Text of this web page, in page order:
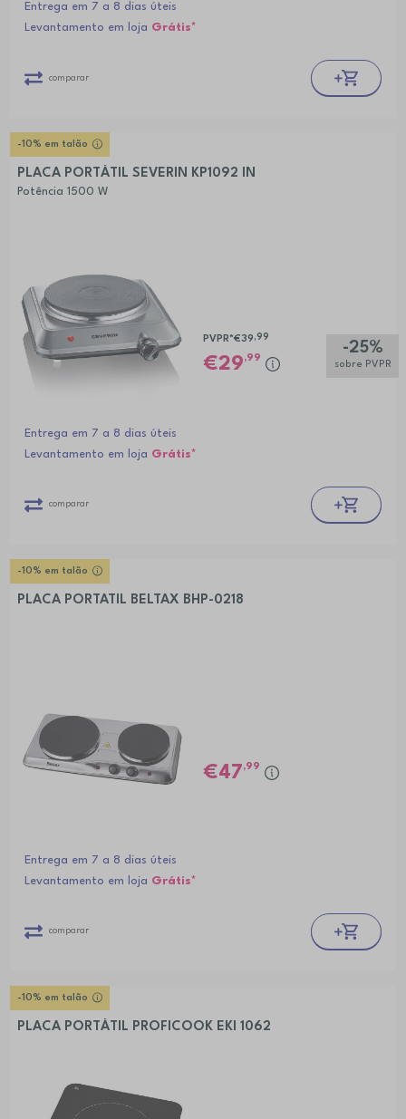
Entrega em 7 a 8 dias úteis
Levantamento em loja Grátis*
comparar
-10% em talão
PLACA PORTÁTIL SEVERIN KP1092 IN
Potência 1500 W
-25%
sobre PVPR
PVPR*€39 ,99
29,99
Entrega em 7 a 8 dias úteis
Levantamento em loja Grátis*
comparar
-10% em talão
PLACA PORTATIL BELTAX BHP-0218
47,99
Entrega em 7 a 8 dias úteis
Levantamento em loja Grátis*
comparar
-10% em talão
PLACA PORTÁTIL PROFICOOK EKI 1062